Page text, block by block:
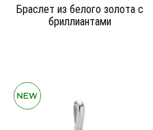
Браслет из белого золота c
бриллиантами